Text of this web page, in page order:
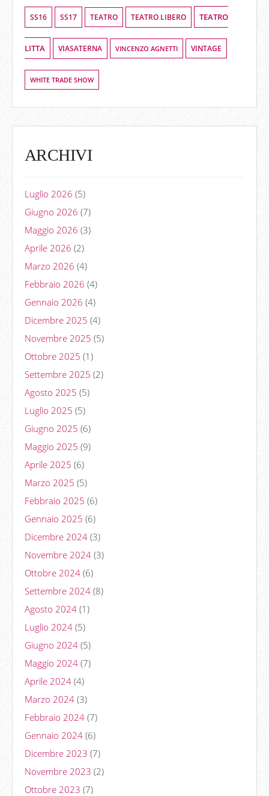
SS16 SS17 TEATRO TEATRO LIBERO TEATRO
LITTA VIASATERNA VINCENZO AGNETTI VINTAGE
WHITE TRADE SHOW
ARCHIVI
Luglio 2026 (5)
Giugno 2026 (7)
Maggio 2026 (3)
Aprile 2026 (2)
Marzo 2026 (4)
Febbraio 2026 (4)
Gennaio 2026 (4)
Dicembre 2025 (4)
Novembre 2025 (5)
Ottobre 2025 (1)
Settembre 2025 (2)
Agosto 2025 (5)
Luglio 2025 (5)
Giugno 2025 (6)
Maggio 2025 (9)
Aprile 2025 (6)
Marzo 2025 (5)
Febbraio 2025 (6)
Gennaio 2025 (6)
Dicembre 2024 (3)
Novembre 2024 (3)
Ottobre 2024 (6)
Settembre 2024 (8)
Agosto 2024 (1)
Luglio 2024 (5)
Giugno 2024 (5)
Maggio 2024 (7)
Aprile 2024 (4)
Marzo 2024 (3)
Febbraio 2024 (7)
Gennaio 2024 (6)
Dicembre 2023 (7)
Novembre 2023 (2)
Ottobre 2023 (7)